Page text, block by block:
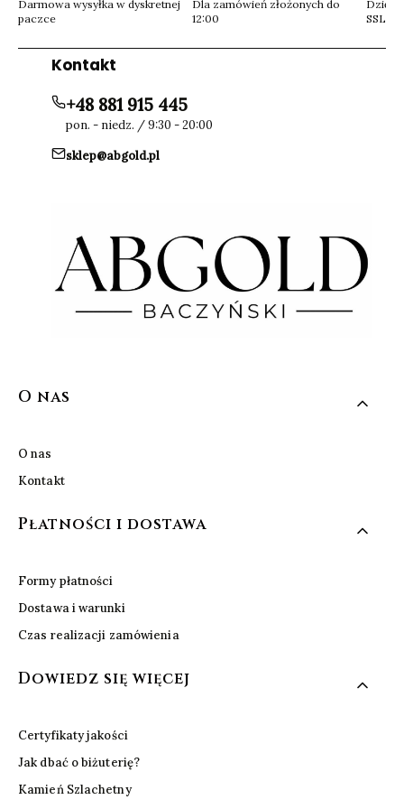
Darmowa wysyłka w dyskretnej
paczce
Dla zamówień złożonych do
12:00
Dzięki
SSL
Kontakt
+48 881 915 445
pon. - niedz. / 9:30 - 20:00
sklep@abgold.pl
Linki w stopce
O nas
O nas
Kontakt
Płatności i dostawa
Formy płatności
Dostawa i warunki
Czas realizacji zamówienia
Dowiedz się więcej
Certyfikaty jakości
Jak dbać o biżuterię?
Kamień Szlachetny